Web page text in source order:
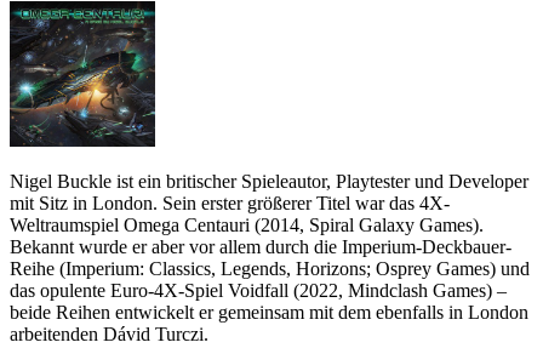
Nigel Buckle ist ein britischer Spieleautor, Playtester und Developer
mit Sitz in London. Sein erster größerer Titel war das 4X-
Weltraumspiel Omega Centauri (2014, Spiral Galaxy Games).
Bekannt wurde er aber vor allem durch die Imperium-Deckbauer-
Reihe (Imperium: Classics, Legends, Horizons; Osprey Games) und
das opulente Euro-4X-Spiel Voidfall (2022, Mindclash Games) –
beide Reihen entwickelt er gemeinsam mit dem ebenfalls in London
arbeitenden Dávid Turczi.